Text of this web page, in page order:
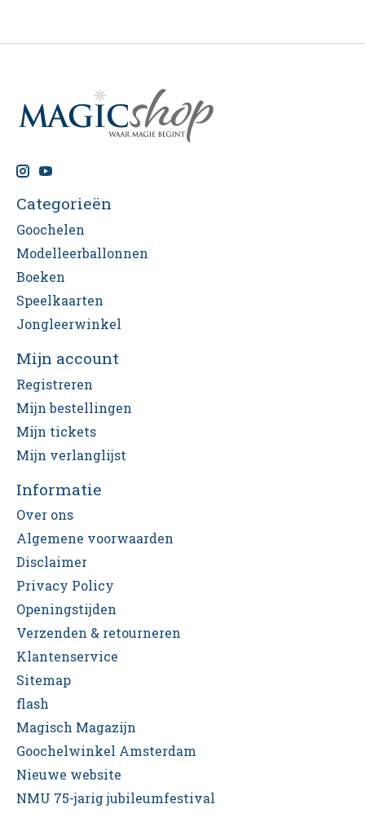
Categorieën
Goochelen
Modelleerballonnen
Boeken
Speelkaarten
Jongleerwinkel
Mijn account
Registreren
Mijn bestellingen
Mijn tickets
Mijn verlanglijst
Informatie
Over ons
Algemene voorwaarden
Disclaimer
Privacy Policy
Openingstijden
Verzenden & retourneren
Klantenservice
Sitemap
flash
Magisch Magazijn
Goochelwinkel Amsterdam
Nieuwe website
NMU 75-jarig jubileumfestival